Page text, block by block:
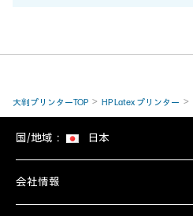
大判プリンターTOP HP Latex プリンター
国/地域： 日本
会社情報